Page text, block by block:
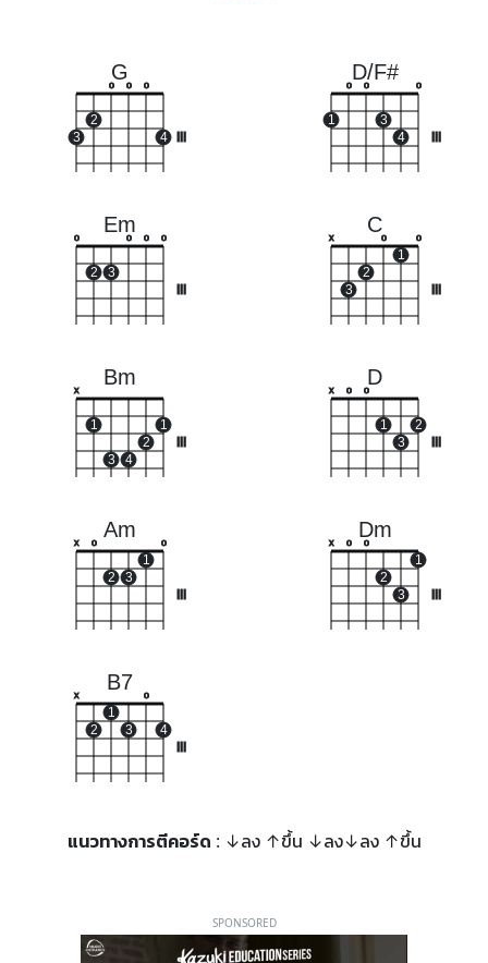
G
3
2
o o o
4
D/F#
1
o o
3
4
o
Em
o
2 3
o o o
C
x
3
2
o
1
o
Bm
x
1
3 4
2
1
D
x o o
1
3
2
Am
x o
2 3
1
o
Dm
x o o
2
3
1
B7
x
2
1
3
o
4
แนวทางการตีคอร์ด : ↓ลง ↑ขึ้น ↓ลง↓ลง ↑ขึ้น
SPONSORED